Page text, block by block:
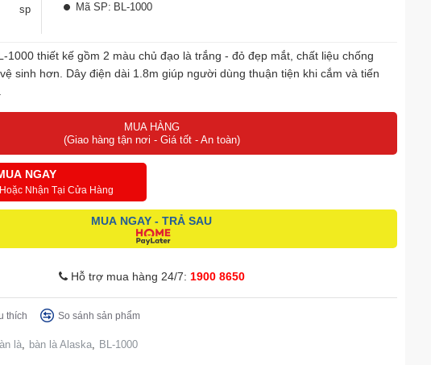
sp
Mã SP: BL-1000
1000 thiết kế gồm 2 màu chủ đạo là trắng - đỏ đẹp mắt, chất liệu chống
sinh hơn. Dây điện dài 1.8m giúp người dùng thuận tiện khi cắm và tiến
MUA HÀNG
(Giao hàng tận nơi - Giá tốt - An toàn)
NGAY
Nhận Tại Cửa Hàng
MUA NGAY - TRẢ SAU
Hỗ trợ mua hàng 24/7: 1900 8650
thích So sánh sản phẩm
là, bàn là Alaska, BL-1000